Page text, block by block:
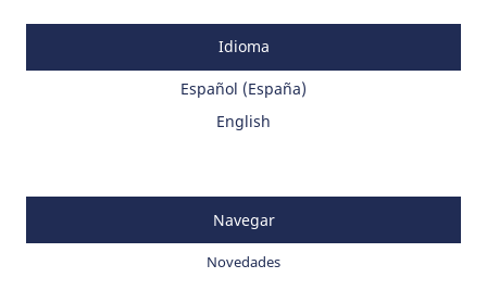
Idioma
Español (España)
English
Navegar
Novedades